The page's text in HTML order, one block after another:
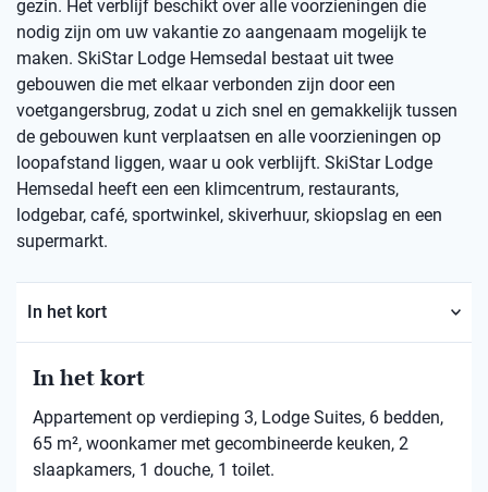
gezin. Het verblijf beschikt over alle voorzieningen die
nodig zijn om uw vakantie zo aangenaam mogelijk te
maken. SkiStar Lodge Hemsedal bestaat uit twee
gebouwen die met elkaar verbonden zijn door een
voetgangersbrug, zodat u zich snel en gemakkelijk tussen
de gebouwen kunt verplaatsen en alle voorzieningen op
loopafstand liggen, waar u ook verblijft. SkiStar Lodge
Hemsedal heeft een een klimcentrum, restaurants,
lodgebar, café, sportwinkel, skiverhuur, skiopslag en een
supermarkt.
In het kort
In het kort
Appartement op verdieping 3, Lodge Suites, 6 bedden,
65 m², woonkamer met gecombineerde keuken, 2
slaapkamers, 1 douche, 1 toilet.